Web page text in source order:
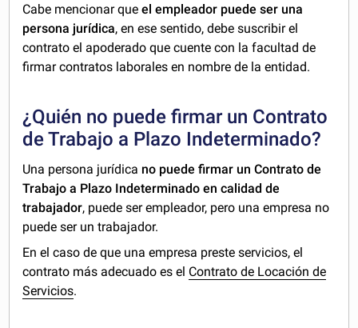
Cabe mencionar queel empleador puede ser una
persona jurídica, en ese sentido, debe suscribir el
contrato el apoderado que cuente con la facultad de
firmar contratos laborales en nombre de la entidad.
¿Quién no puede firmar un Contrato
de Trabajo a Plazo Indeterminado?
Una persona jurídica no puede firmar un Contrato de
Trabajo a Plazo Indeterminado en calidad de
trabajador, puede ser empleador, pero una empresa no
puede ser un trabajador.
En el caso de que una empresa preste servicios, el
contrato más adecuado es el Contrato de Locación de
Servicios.